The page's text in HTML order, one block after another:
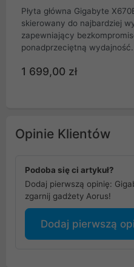
Płyta główna Gigabyte
skierowany do najbardziej
zapewniający
ponadprzeciętną wydajność.
najnowsze procesory AMD
1 699,00 zł
Opinie Klientów
Podoba się ci artykuł?
Dodaj pierwszą opinię:
zgarnij gadżety Aorus!
Dodaj pierwszą